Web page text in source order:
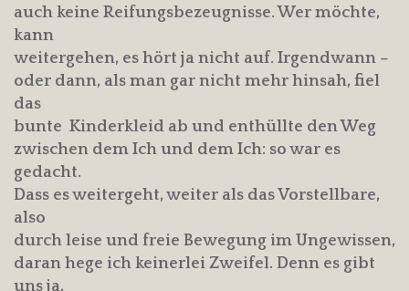
auch keine Reifungsbezeugnisse. Wer möchte,
kann
weitergehen, es hört ja nicht auf. Irgendwann –
oder dann, als man gar nicht mehr hinsah, fiel
das
bunte Kinderkleid ab und enthüllte den Weg
zwischen dem Ich und dem Ich: so war es
gedacht.
Dass es weitergeht, weiter als das Vorstellbare,
also
durch leise und freie Bewegung im Ungewissen,
daran hege ich keinerlei Zweifel. Denn es gibt
uns ja,